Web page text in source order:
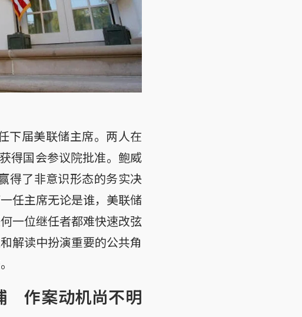
下届美联储主席。两人在
得国会参议院批准。鲍威
得了非意识形态的务实决
任主席无论是谁，美联储
一位继任者都难快速改弦
解读中扮演重要的公共角
作案动机尚不明